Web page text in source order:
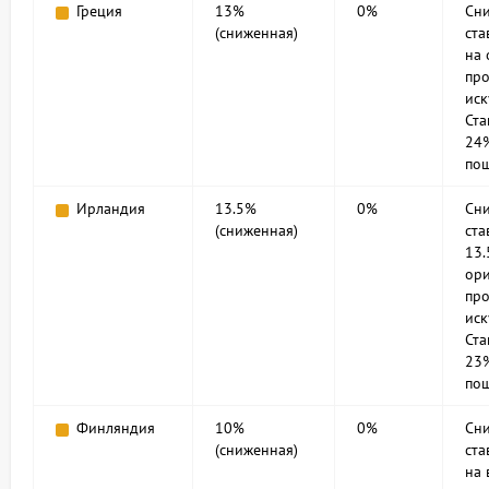
Греция
13%
(сниженная)
0%
на
Ирландия
13.5%
(сниженная)
0%
Финляндия
10%
(сниженная)
0%
на